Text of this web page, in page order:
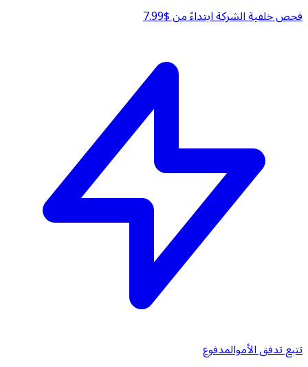
فحص خلفية الشركة ابتداءً من $7.99
تتبع تدفق الأموالمدفوع